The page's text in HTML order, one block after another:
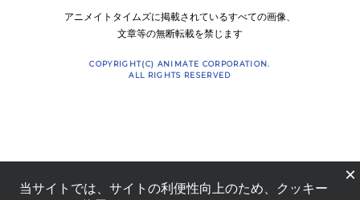
アニメイトタイムズに掲載されているすべての画像、
文章等の無断転載を禁じます
COPYRIGHT(C) ANIMATE CORPORATION.
ALL RIGHTS RESERVED
×
当サイトでは、サイトの利便性向上のため、クッキー